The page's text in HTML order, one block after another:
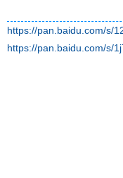
https://pan.baidu.com/s/
https://pan.baidu.com/s/